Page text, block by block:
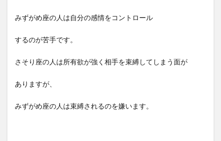
みずがめ座の人は自分の感情をコントロール
するのが苦手です。
さそり座の人は所有欲が強く相手を束縛してしまう面が
ありますが、
みずがめ座の人は束縛されるのを嫌います。